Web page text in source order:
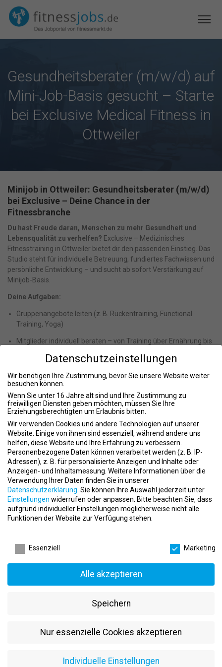
Gesundheitsberater (m/w/d) auf
Mini-Job-Basis gesucht – Starte
bei Exclusive Medical Fitness in
Ottweiler
Minijob in Ottweiler: Gesundheitsberater (m/w/d)
bei Exclusive – Deine Chance in der
Fitnessbranche
Du hast Freude daran, Menschen zu mehr Gesundheit und
Lebensqualität zu verhelfen? Exclusive – Medizinisches
Fitnesstraining in Ottweiler bietet dir den passenden Einstieg. Das
Studio steht für individuelle Betreuung, fundiertes Fachwissen und
persönliche Entwicklung – und sucht ab sofort Verstärkung auf
Minijob-Basis.
Deine Aufgaben:
Gruppenangebote leiten (z. B. Rückentraining, Functional
Training, Yoga)
Mitglieder individuell beraten – von Training über Ernährung bis
Trainingsbetreuung mit Herz und Know-how
Gesundheitsanalysen und Fitnesschecks durchführen
Was du mitbringen solltest:
Erste Erfahrungen im Fitness- oder Gesundheitstraining von
Vorteil
Begeisterung für Bewegung, Prävention und Coaching
Interesse daran, Menschen langfristig zu begleiten und zu
motivieren
Kommunikationsfreude, Empathie und sicheres Auftreten
Flexibilität und Freude an der Zusammenarbeit im Team
Ein starkes, engagiertes Team in wertschätzender Atmosphäre
Weiterbildungen und Entwicklungsmöglichkeiten
Mitarbeiterrabatte auf Angebote und Leistungen
Vollständige Bewerbungsunterlagen (Lebenslauf, Zeugnisse,
Datenschutzeinstellungen
Wir benötigen Ihre Zustimmung, bevor Sie unsere Website weiter
besuchen können.
Wenn Sie unter 16 Jahre alt sind und Ihre Zustimmung zu
freiwilligen Diensten geben möchten, müssen Sie Ihre
Erziehungsberechtigten um Erlaubnis bitten.
Wir verwenden Cookies und andere Technologien auf unserer
Website. Einige von ihnen sind essenziell, während andere uns
helfen, diese Website und Ihre Erfahrung zu verbessern.
Personenbezogene Daten können verarbeitet werden (z. B. IP-
Adressen), z. B. für personalisierte Anzeigen und Inhalte oder
Anzeigen- und Inhaltsmessung. Weitere Informationen über die
Verwendung Ihrer Daten finden Sie in unserer
Datenschutzerklärung. Sie können Ihre Auswahl jederzeit unter
Einstellungen widerrufen oder anpassen. Bitte beachten Sie, dass
aufgrund individueller Einstellungen möglicherweise nicht alle
Funktionen der Website zur Verfügung stehen.
Essenziell
Marketing
Alle akzeptieren
Speichern
Nur essenzielle Cookies akzeptieren
Individuelle Einstellungen